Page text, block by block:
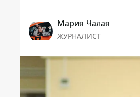
Мария Чалая
ЖУРНАЛИСТ